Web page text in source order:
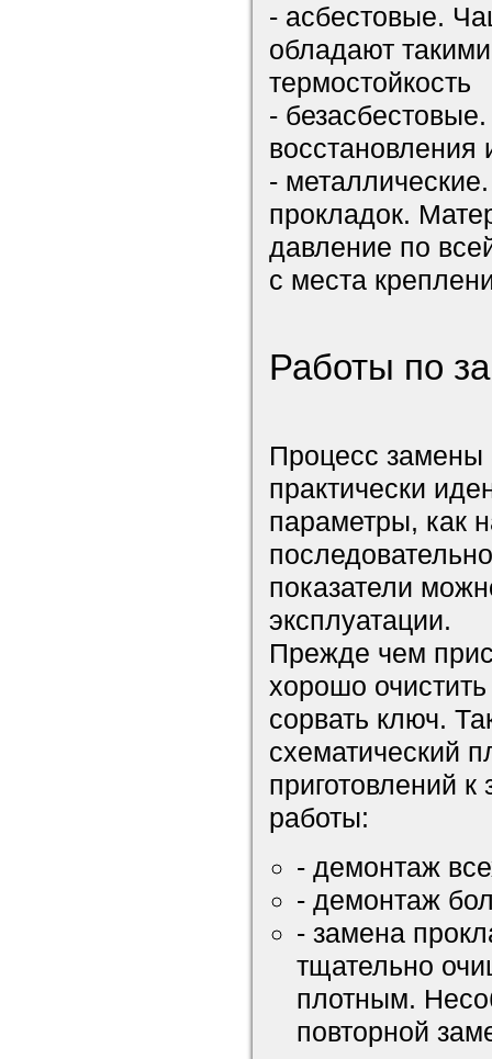
- асбестовые.
обладают
термостойкость
-
восстановления
-
прокладок.
давление по
с места
Работы по
Процесс замены
практически
параметры, как
показатели
эксплуатации.
Прежде чем
хорошо
сорвать ключ.
схематический
приготовлений
работы:
- демонтаж
- демонтаж
- замена
тщательно
плотным.
повторной